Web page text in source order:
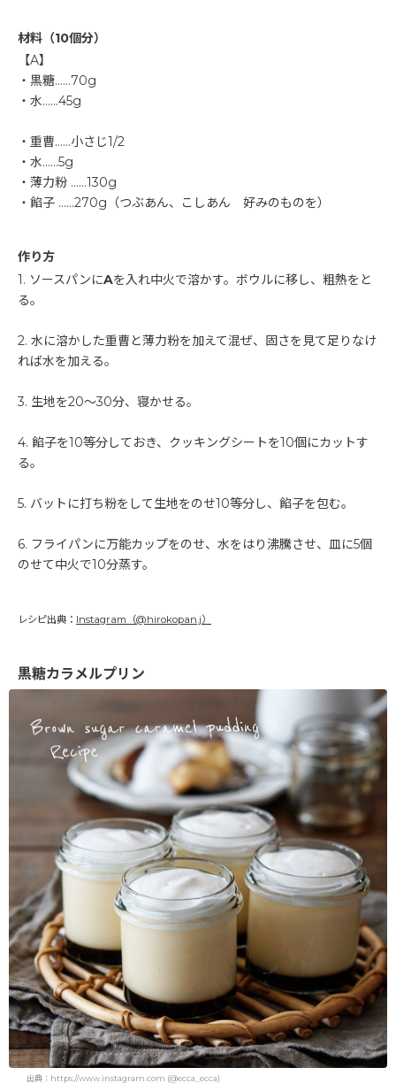
材料（10個分）
【A】
・黒糖……70g
・水……45g
・重曹……小さじ1/2
・水……5g
・薄力粉 ……130g
・餡子 ……270g（つぶあん、こしあん 好みのものを）
作り方
1. ソースパンにAを入れ中火で溶かす。ボウルに移し、粗熱をと
る。
2. 水に溶かした重曹と薄力粉を加えて混ぜ、固さを見て足りなけ
れば水を加える。
3. 生地を20〜30分、寝かせる。
4. 餡子を10等分しておき、クッキングシートを10個にカットす
る。
5. バットに打ち粉をして生地をのせ10等分し、餡子を包む。
6. フライパンに万能カップをのせ、水をはり沸騰させ、皿に5個
のせて中火で10分蒸す。
レシピ出典： Instagram（@hirokopan.j）
黒糖カラメルプリン
出典：https://www.instagram.com (@ecca_ecca)